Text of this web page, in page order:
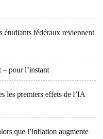
étudiants fédéraux reviennent
– ​​pour l’instant
les premiers effets de l’IA
que l’inflation augmente